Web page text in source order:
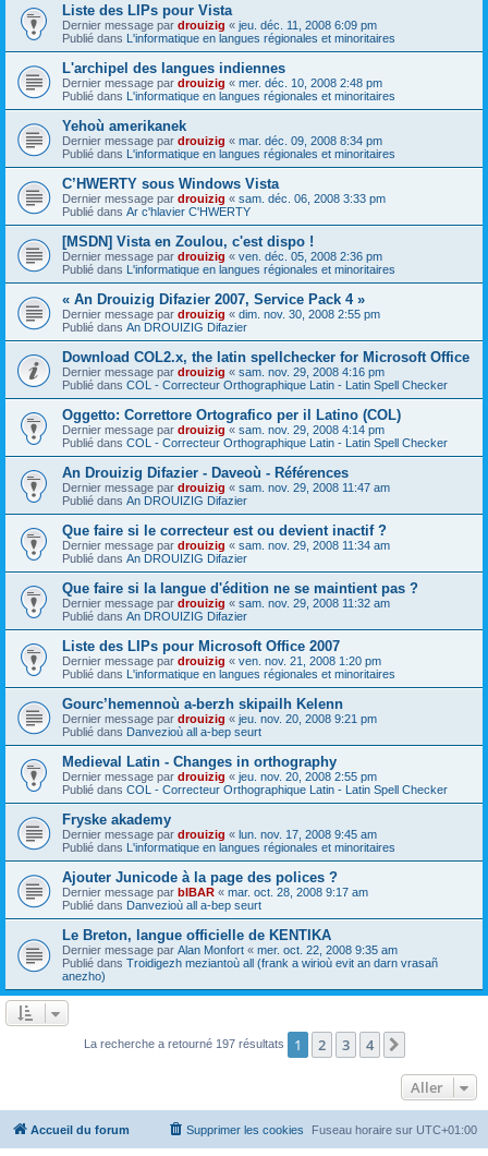
Liste des LIPs pour Vista
Dernier message par drouizig « jeu. déc. 11, 2008 6:09 pm
Publié dans L'informatique en langues régionales et minoritaires
L'archipel des langues indiennes
Dernier message par drouizig « mer. déc. 10, 2008 2:48 pm
Publié dans L'informatique en langues régionales et minoritaires
Yehoù amerikanek
Dernier message par drouizig « mar. déc. 09, 2008 8:34 pm
Publié dans L'informatique en langues régionales et minoritaires
C’HWERTY sous Windows Vista
Dernier message par drouizig « sam. déc. 06, 2008 3:33 pm
Publié dans Ar c'hlavier C'HWERTY
[MSDN] Vista en Zoulou, c'est dispo !
Dernier message par drouizig « ven. déc. 05, 2008 2:36 pm
Publié dans L'informatique en langues régionales et minoritaires
« An Drouizig Difazier 2007, Service Pack 4 »
Dernier message par drouizig « dim. nov. 30, 2008 2:55 pm
Publié dans An DROUIZIG Difazier
Download COL2.x, the latin spellchecker for Microsoft Office
Dernier message par drouizig « sam. nov. 29, 2008 4:16 pm
Publié dans COL - Correcteur Orthographique Latin - Latin Spell Checker
Oggetto: Correttore Ortografico per il Latino (COL)
Dernier message par drouizig « sam. nov. 29, 2008 4:14 pm
Publié dans COL - Correcteur Orthographique Latin - Latin Spell Checker
An Drouizig Difazier - Daveoù - Références
Dernier message par drouizig « sam. nov. 29, 2008 11:47 am
Publié dans An DROUIZIG Difazier
Que faire si le correcteur est ou devient inactif ?
Dernier message par drouizig « sam. nov. 29, 2008 11:34 am
Publié dans An DROUIZIG Difazier
Que faire si la langue d'édition ne se maintient pas ?
Dernier message par drouizig « sam. nov. 29, 2008 11:32 am
Publié dans An DROUIZIG Difazier
Liste des LIPs pour Microsoft Office 2007
Dernier message par drouizig « ven. nov. 21, 2008 1:20 pm
Publié dans L'informatique en langues régionales et minoritaires
Gourc’hemennoù a-berzh skipailh Kelenn
Dernier message par drouizig « jeu. nov. 20, 2008 9:21 pm
Publié dans Danvezioù all a-bep seurt
Medieval Latin - Changes in orthography
Dernier message par drouizig « jeu. nov. 20, 2008 2:55 pm
Publié dans COL - Correcteur Orthographique Latin - Latin Spell Checker
Fryske akademy
Dernier message par drouizig « lun. nov. 17, 2008 9:45 am
Publié dans L'informatique en langues régionales et minoritaires
Ajouter Junicode à la page des polices ?
Dernier message par bIBAR « mar. oct. 28, 2008 9:17 am
Publié dans Danvezioù all a-bep seurt
Le Breton, langue officielle de KENTIKA
Dernier message par Alan Monfort « mer. oct. 22, 2008 9:35 am
Publié dans Troidigezh meziantoù all (frank a wirioù evit an darn vrasañ
anezho)
La recherche a retourné 197 résultats 1 2 3 4
Aller
Accueil du forum Fuseau horaire sur UTC+01:00
Supprimer les cookies